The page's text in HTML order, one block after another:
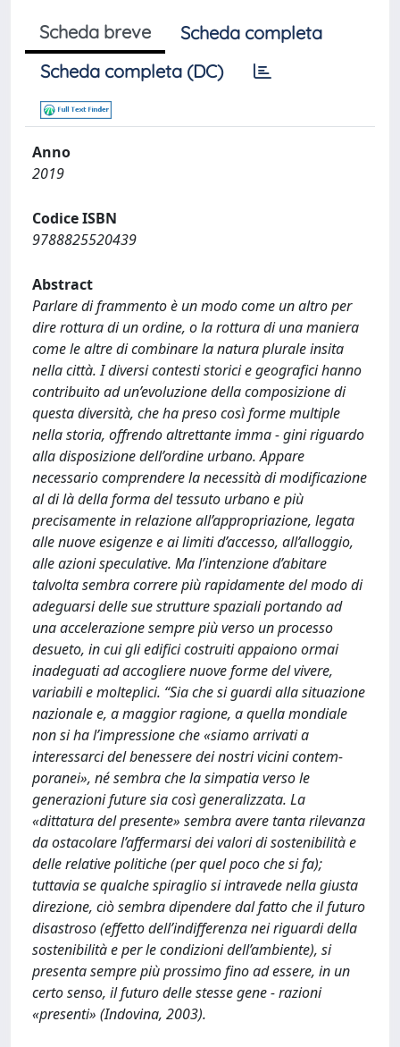
Scheda breve
Scheda completa
Scheda completa (DC)
Anno
2019
Codice ISBN
9788825520439
Abstract
Parlare di frammento è un modo come un altro per
dire rottura di un ordine, o la rottura di una maniera
come le altre di combinare la natura plurale insita
nella città. I diversi contesti storici e geografici hanno
contribuito ad un’evoluzione della composizione di
questa diversità, che ha preso così forme multiple
nella storia, offrendo altrettante imma - gini riguardo
alla disposizione dell’ordine urbano. Appare
necessario comprendere la necessità di modificazione
al di là della forma del tessuto urbano e più
precisamente in relazione all’appropriazione, legata
alle nuove esigenze e ai limiti d’accesso, all’alloggio,
alle azioni speculative. Ma l’intenzione d’abitare
talvolta sembra correre più rapidamente del modo di
adeguarsi delle sue strutture spaziali portando ad
una accelerazione sempre più verso un processo
desueto, in cui gli edifici costruiti appaiono ormai
inadeguati ad accogliere nuove forme del vivere,
variabili e molteplici. “Sia che si guardi alla situazione
nazionale e, a maggior ragione, a quella mondiale
non si ha l’impressione che «siamo arrivati a
interessarci del benessere dei nostri vicini contem-
poranei», né sembra che la simpatia verso le
generazioni future sia così generalizzata. La
«dittatura del presente» sembra avere tanta rilevanza
da ostacolare l’affermarsi dei valori di sostenibilità e
delle relative politiche (per quel poco che si fa);
tuttavia se qualche spiraglio si intravede nella giusta
direzione, ciò sembra dipendere dal fatto che il futuro
disastroso (effetto dell’indifferenza nei riguardi della
sostenibilità e per le condizioni dell’ambiente), si
presenta sempre più prossimo fino ad essere, in un
certo senso, il futuro delle stesse gene - razioni
«presenti» (Indovina, 2003).